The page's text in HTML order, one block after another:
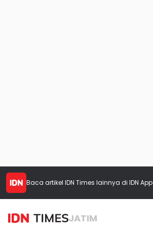
Baca artikel IDN Times lainnya di IDN App
JATIM